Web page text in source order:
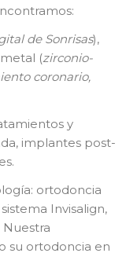
de Sonrisas),
(zirconio-
coronario,
y
implantes post-
ortodoncia
Invisalign,
su ortodoncia en